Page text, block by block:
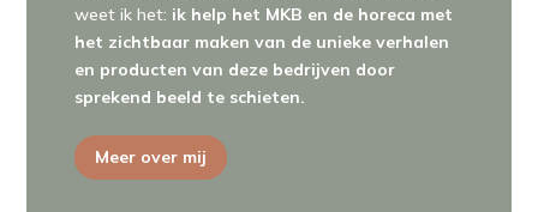
weet ik het: ik help het MKB en de horeca met
het zichtbaar maken van de unieke verhalen
en producten van deze bedrijven door
sprekend beeld te schieten.
Meer over mij